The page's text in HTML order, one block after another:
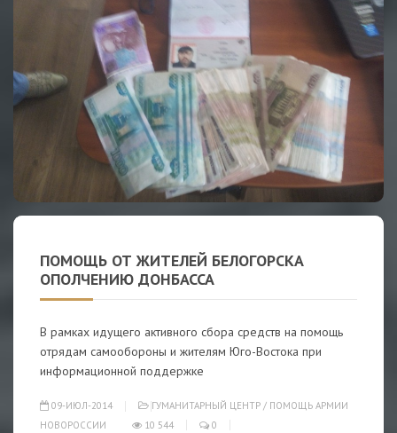
ПОМОЩЬ ОТ ЖИТЕЛЕЙ БЕЛОГОРСКА
ОПОЛЧЕНИЮ ДОНБАССА
В рамках идущего активного сбора средств на помощь
отрядам самообороны и жителям Юго-Востока при
информационной поддержке
09-ИЮЛ-2014 ГУМАНИТАРНЫЙ ЦЕНТР / ПОМОЩЬ АРМИИ
НОВОРОССИИ
10 544 0